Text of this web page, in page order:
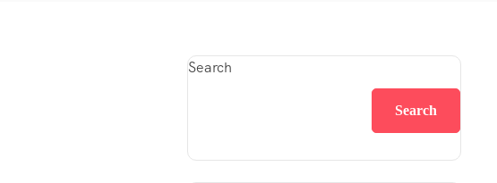
Search
Search